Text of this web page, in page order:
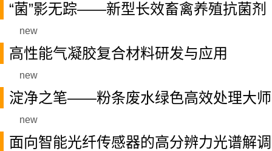
“菌”影无踪——新型长效畜禽养殖抗菌剂
new
高性能气凝胶复合材料研发与应用
new
淀净之笔——粉条废水绿色高效处理大师
new
面向智能光纤传感器的高分辨力光谱解